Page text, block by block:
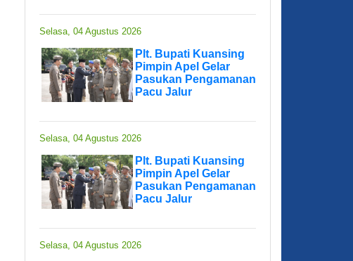
Selasa, 04 Agustus 2026
Plt. Bupati Kuansing
Pimpin Apel Gelar
Pasukan Pengamanan
Pacu Jalur
Selasa, 04 Agustus 2026
Plt. Bupati Kuansing
Pimpin Apel Gelar
Pasukan Pengamanan
Pacu Jalur
Selasa, 04 Agustus 2026